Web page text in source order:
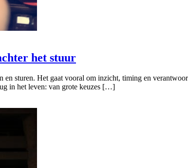
het stuur
sturen. Het gaat vooral om inzicht, timing en
in het leven: van grote keuzes […]